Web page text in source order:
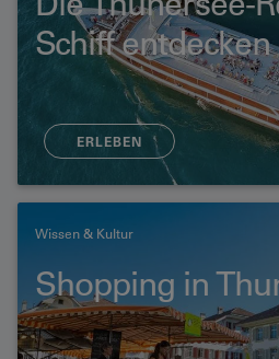
Schiff entdecken
ERLEBEN
Wissen & Kultur
Shopping in